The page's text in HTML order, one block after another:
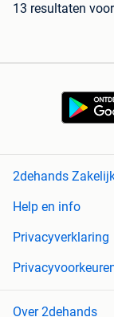
13 resultaten
2dehands
Help en info
Privacyverklaring
Over 2dehands